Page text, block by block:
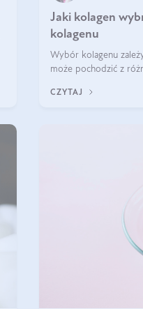
Jaki kolagen
kolagenu
Wybór kolagenu
może pochodzić z
sprawdza się kolagen
CZYTAJ